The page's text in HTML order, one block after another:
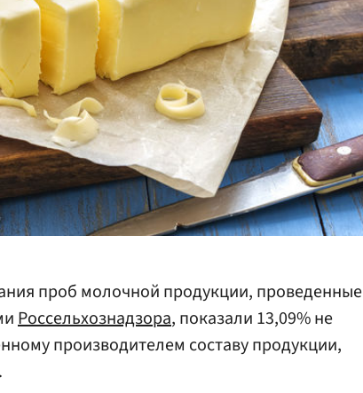
проб молочной продукции, проведенные
Россельхознадзора, показали 13,09% не
производителем составу продукции,